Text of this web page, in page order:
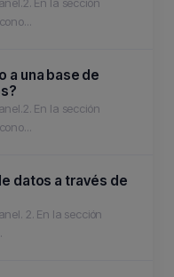
a una base de
En la sección
datos a través de
2. En la sección